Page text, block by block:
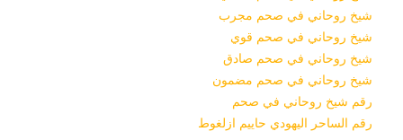
شيخ روحاني في صحم مجرب
شيخ روحاني في صحم قوي
شيخ روحاني في صحم صادق
شيخ روحاني في صحم مضمون
رقم شيخ روحاني في صحم
رقم الساحر اليهودي حاييم ازلغوط